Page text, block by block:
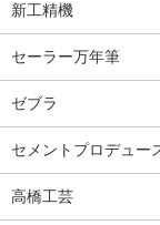
新工精機
セーラー万年筆
ゼブラ
セメントプロデュー
高橋工芸